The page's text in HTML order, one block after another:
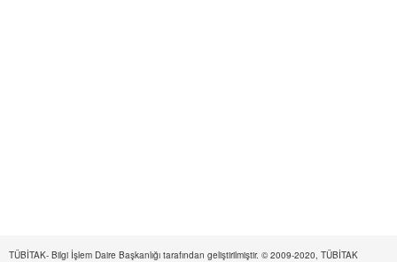
TÜBİTAK- Bilgi İşlem Daire Başkanlığı tarafından geliştirilmiştir. © 2009-2020, TÜBİTAK